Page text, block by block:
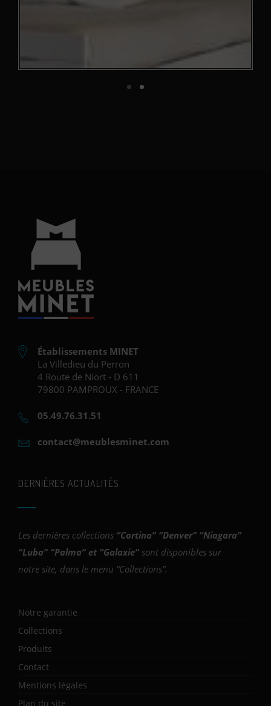
Établissements MINET
La Villedieu du Perron
4 Route de Niort - D 611
79800 PAMPROUX - FRANCE
05.49.76.31.51
contact@meublesminet.com
DERNIÈRES ACTUALITÉS
Les dernières collections “Cortina” “Denver” “Niagara”
“Luba” “Palma” et “Galaxie”sont disponibles sur
notre site, dans le menu “Collections”.
Notre garantie
Collections
Produits
Contact
Mentions légales
Plan du site